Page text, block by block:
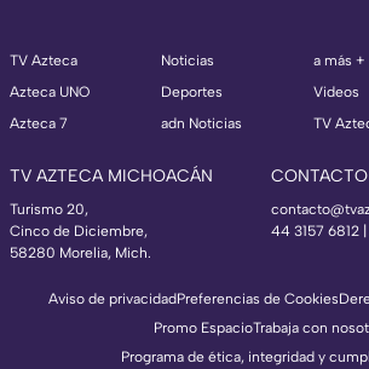
TV Azteca
Azteca UNO
Azteca 7
Noticias
Deportes
adn Noticias
a más +
Videos
TV
TV AZTECA MICHOACÁN
Turismo 20,
Cinco de Diciembre,
58280 Morelia, Mich.
CONTACTO
44 3157 6812
Aviso de privacidadPreferencias de Cookies
Promo EspacioTrabaja con
Programa de ética, integridad y